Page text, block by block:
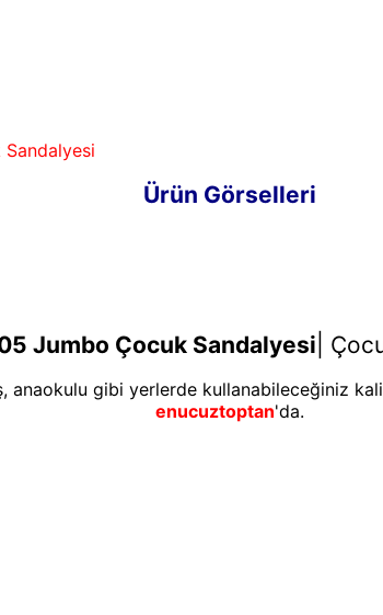
Ürün Görselleri
Jumbo Çocuk Sandalyesi
anaokulu gibi yerlerde kullanabileceğiniz
enucuztoptan'da.